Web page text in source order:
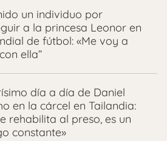
un individuo por
a la princesa Leonor en
de fútbol: «Me voy a
ella”
día a día de Daniel
en la cárcel en Tailandia:
rehabilita al preso, es un
constante»